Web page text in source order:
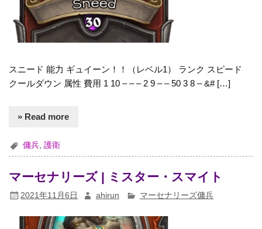
スニード 能力 ギュイーン！！（レベル1） ランク スピード
クールダウン 属性 費用 1 10 – – – 2 9 – – 50 3 8 – &# […]
» Read more
傭兵 ,護衛
マーセナリーズ | ミスター・スマイト
2021年11月6日 ahirun マーセナリーズ傭兵